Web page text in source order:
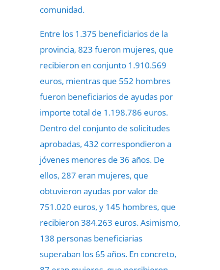
comunidad.
Entre los 1.375 beneficiarios de la
provincia, 823 fueron mujeres, que
recibieron en conjunto 1.910.569
euros, mientras que 552 hombres
fueron beneficiarios de ayudas por
importe total de 1.198.786 euros.
Dentro del conjunto de solicitudes
aprobadas, 432 correspondieron a
jóvenes menores de 36 años. De
ellos, 287 eran mujeres, que
obtuvieron ayudas por valor de
751.020 euros, y 145 hombres, que
recibieron 384.263 euros. Asimismo,
138 personas beneficiarias
superaban los 65 años. En concreto,